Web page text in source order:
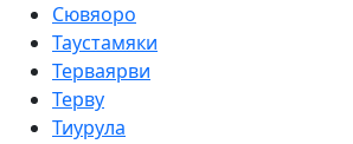
Сювяоро
Таустамяки
Терваярви
Терву
Тиурула